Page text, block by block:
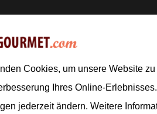
Pfeffer vermengen.
Cookies, um unsere Website
Ihres Online-
jederzeit ändern. Weitere